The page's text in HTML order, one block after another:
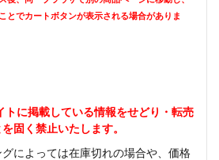
とでカートボタンが表示される場合がありま
トに掲載している情報をせどり・転売
固く禁止いたします。
によっては在庫切れの場合や、価格